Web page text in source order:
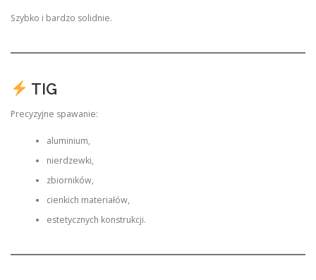
Szybko i bardzo solidnie.
TIG
Precyzyjne spawanie:
aluminium,
nierdzewki,
zbiorników,
cienkich materiałów,
estetycznych konstrukcji.